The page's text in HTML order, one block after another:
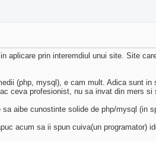
aplicare prin interemdiul unui site. Site
(php, mysql), e cam mult. Adica sunt
ceva profesionist, nu sa invat din mers
aibe cunostinte solide de php/mysql
acum sa ii spun cuiva(un programator)